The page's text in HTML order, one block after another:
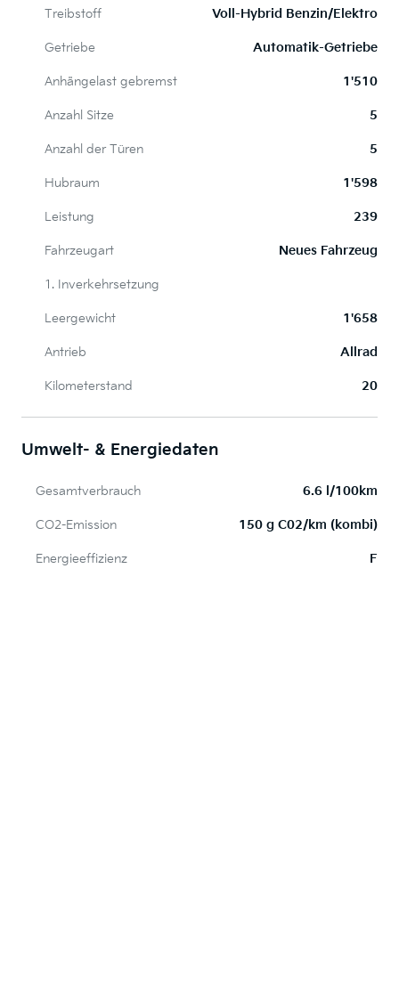
Treibstoff Voll-Hybrid Benzin/Elektro
Getriebe Automatik-Getriebe
Anhängelast gebremst 1'510
Anzahl Sitze 5
Anzahl der Türen 5
Hubraum 1'598
Leistung 239
Fahrzeugart Neues Fahrzeug
1. Inverkehrsetzung
Leergewicht 1'658
Antrieb Allrad
Kilometerstand 20
Umwelt- & Energiedaten
Gesamtverbrauch 6.6 l/100km
CO2-Emission 150 g C02/km (kombi)
Energieeffizienz F